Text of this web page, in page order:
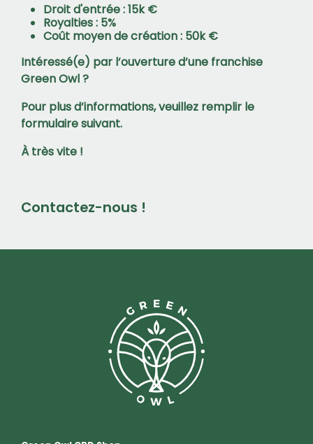
Droit d'entrée : 15k €
Royalties : 5%
Coût moyen de création : 50k €
Intéressé(e) par l’ouverture d’une franchise
Green Owl ?
Pour plus d’informations, veuillez remplir le
formulaire suivant.
À très vite !
Contactez-nous !